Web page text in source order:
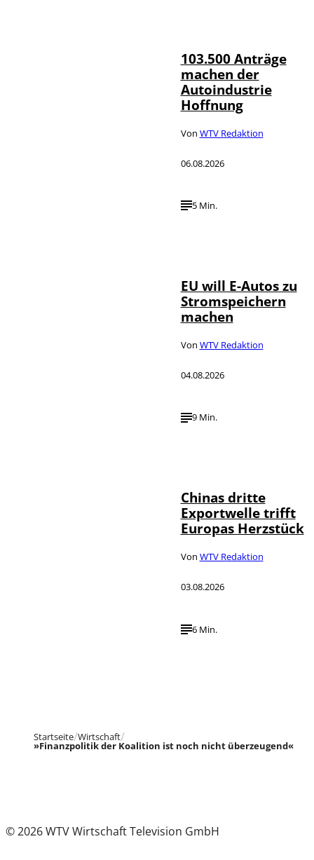
103.500 Anträge
machen der
Autoindustrie
Hoffnung
Von WTV Redaktion
06.08.2026
5 Min.
EU will E-Autos zu
Stromspeichern
machen
Von WTV Redaktion
04.08.2026
9 Min.
Chinas dritte
Exportwelle trifft
Europas Herzstück
Von WTV Redaktion
03.08.2026
6 Min.
Startseite Wirtschaft
»Finanzpolitik der Koalition ist noch nicht überzeugend«
© 2026 WTV Wirtschaft Television GmbH